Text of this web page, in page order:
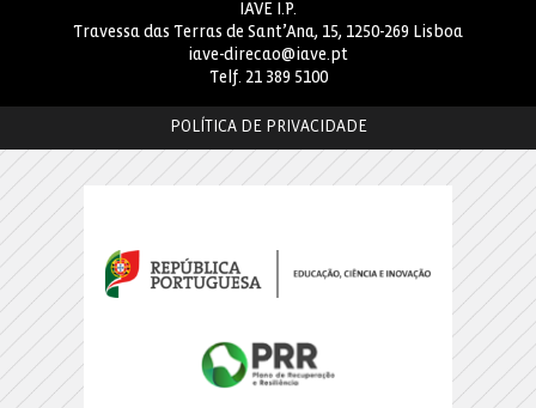
IAVE I.P.
Travessa das Terras de Sant’Ana, 15, 1250-269 Lisboa
iave-direcao@iave.pt
Telf. 21 389 5100
POLÍTICA DE PRIVACIDADE